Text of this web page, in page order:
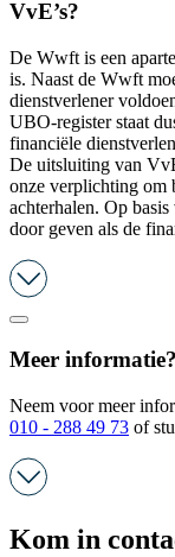
VvE’s?
De Wwft is een
is. Naast de Wwft
dienstverlener
UBO-register staat
financiële
De uitsluiting van
onze verplichting om
achterhalen. Op
door geven als de
Meer informatie?
Neem voor meer
010 - 288 49 73 of
Kom in